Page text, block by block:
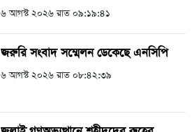
৬ আগস্ট ২০২৬ রাত ০৯:১৯:৪১
জরুরি সংবাদ সম্মেলন ডেকেছে এনসিপি
৬ আগস্ট ২০২৬ রাত ০৮:৪২:৩৯